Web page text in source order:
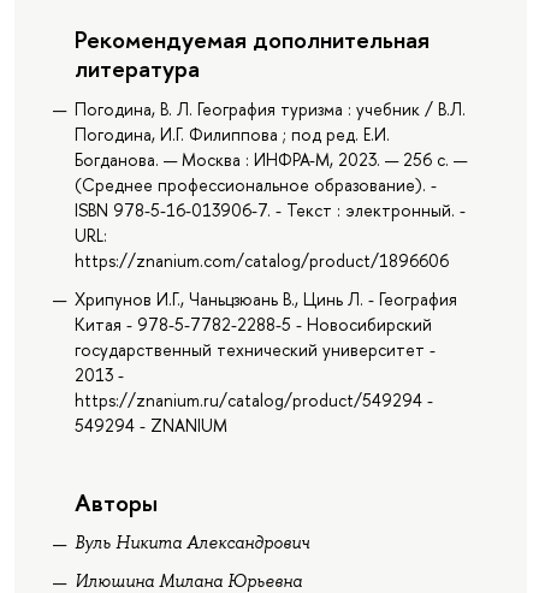
Рекомендуемая дополнительная
литература
Погодина, В. Л. География туризма : учебник / В.Л.
Погодина, И.Г. Филиппова ; под ред. Е.И.
Богданова. — Москва : ИНФРА-М, 2023. — 256 с. —
(Среднее профессиональное образование). -
ISBN 978-5-16-013906-7. - Текст : электронный. -
URL:
https://znanium.com/catalog/product/1896606
Хрипунов И.Г., Чаньцзюань В., Цинь Л. - География
Китая - 978-5-7782-2288-5 - Новосибирский
государственный технический университет -
2013 -
https://znanium.ru/catalog/product/549294 -
549294 - ZNANIUM
Авторы
Вуль Никита Александрович
Илюшина Милана Юрьевна